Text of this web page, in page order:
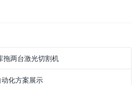
拖两台激光切割机
化方案展示